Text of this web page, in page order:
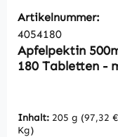
Artikelnummer:
4054180
Apfelpektin
180 Tabletten -
Vitamintrend
Inhalt: 205 g (97,32
Kg)